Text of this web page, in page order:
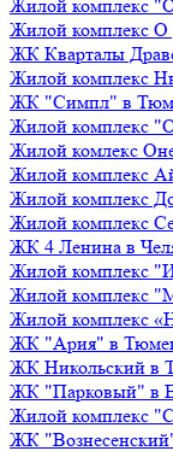
Жилой комплекс
Жилой комплекс
ЖК Кварталы
Жилой комплекс
ЖК "Симпл" в
Жилой комплекс
Жилой комлекс
Жилой комплекс
Жилой комплекс
Жилой комплекс
ЖК 4 Ленина в
Жилой комплекс
Жилой комплекс
Жилой комплекс
ЖК "Ария" в
ЖК Никольский в
ЖК "Парковый" в
Жилой комплекс
ЖК